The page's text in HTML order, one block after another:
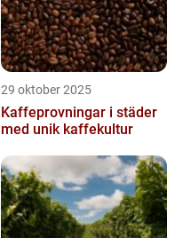
29 oktober 2025
Kaffeprovningar i städer
med unik kaffekultur